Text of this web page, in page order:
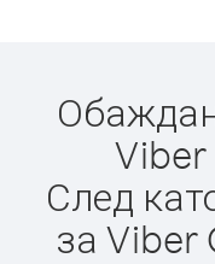
Viber
След
за Viber